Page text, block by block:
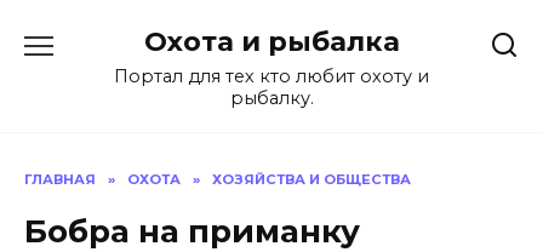
содержанию
Охота и рыбалка
Портал для тех кто любит охоту и
рыбалку.
ГЛАВНАЯ » ОХОТА » ХОЗЯЙСТВА И ОБЩЕСТВА
Бобра на приманку